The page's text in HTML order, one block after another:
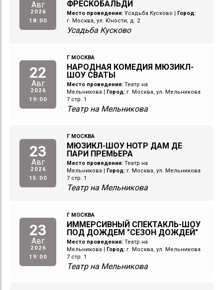
Авг
2026
18:00
ФРЕСКОБАЛЬДИ
Место проведения: Усадьба Кусково
Город:
г. Москва, ул. Юности, д. 2
Усадьба Кусково
22
Авг
2026
19:00
Г МОСКВА
НАРОДНАЯ КОМЕДИЯ МЮЗИКЛ-
ШОУ СВАТЫ
Место проведения: Театр на
Мельникова
Город: г. Москва, ул. Мельникова
7 стр. 1
Театр на Мельникова
23
Авг
2026
15:00
Г МОСКВА
МЮЗИКЛ-ШОУ НОТР ДАМ ДЕ
ПАРИ ПРЕМЬЕРА
Место проведения: Театр на
Мельникова
Город: г. Москва, ул. Мельникова
7 стр. 1
Театр на Мельникова
23
Авг
2026
19:00
Г МОСКВА
ИММЕРСИВНЫЙ СПЕКТАКЛЬ-ШОУ
ПОД ДОЖДЕМ "СЕЗОН ДОЖДЕЙ"
Место проведения: Театр на
Мельникова
Город: г. Москва, ул. Мельникова
7 стр. 1
Театр на Мельникова